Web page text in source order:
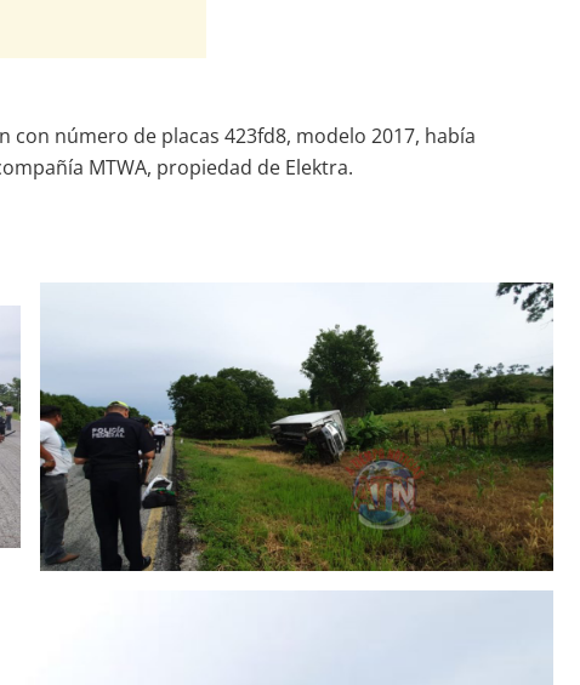
número de placas 423fd8, modelo 2017, había
MTWA, propiedad de Elektra.